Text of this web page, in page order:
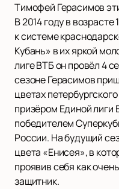
Тимофей Герасимов
В 2014 году в
к системе
Кубань» в их яркой
лиге ВТБ он провёл 4
сезоне Герасимов
цветах
призёром Единой лиги
победителем
России. На будущий
цвета «Енисея», в
проявив себя как
защитник.